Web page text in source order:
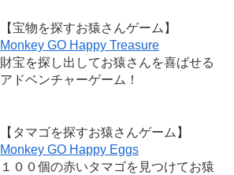
【宝物を探すお猿さんゲーム】
Monkey GO Happy Treasure
財宝を探し出してお猿さんを喜ばせる
アドベンチャーゲーム！
【タマゴを探すお猿さんゲーム】
Monkey GO Happy Eggs
１００個の赤いタマゴを見つけてお猿